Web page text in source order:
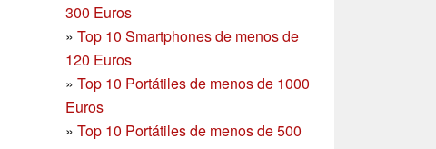
300 Euros
» Top 10 Smartphonesde menos de
120 Euros
» Top 10 Portátiles de menos de 1000
Euros
» Top 10 Portátiles de menos de 500